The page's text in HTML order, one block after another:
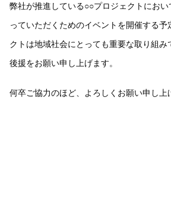
弊社が推進している○○プロジェクトにお
っていただくためのイベントを開催する予
クトは地域社会にとっても重要な取り組
後援をお願い申し上げます。
何卒ご協力のほど、よろしくお願い申し上